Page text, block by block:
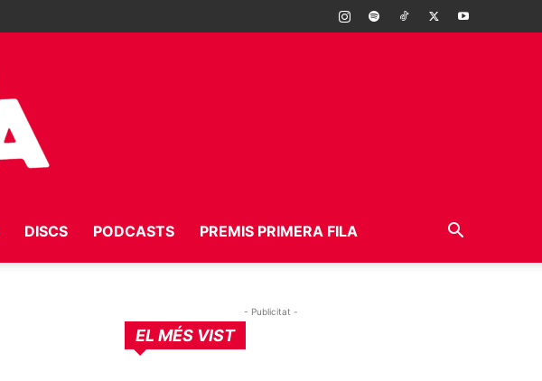
DISCS PODCASTS PREMIS PRIMERA FILA
- Publicitat -
EL MÉS VIST